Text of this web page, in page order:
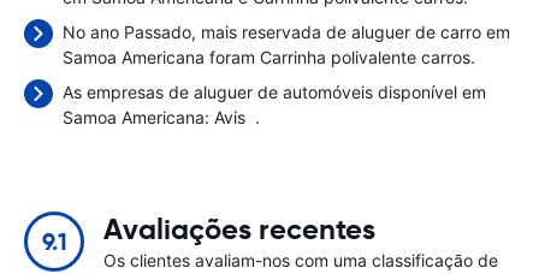
No ano Passado, mais reservada de aluguer de carro em
Samoa Americana foram Carrinha polivalente carros.
As empresas de aluguer de automóveis disponível em
Samoa Americana: Avis .
9.1 Avaliações recentes
Os clientes avaliam-nos com uma classificação de